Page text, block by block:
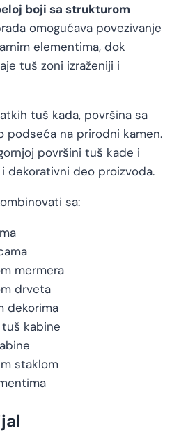
boji sa strukturom
omogućava povezivanje
elementima, dok
tuš zoni izraženiji i
tuš kada, površina sa
podseća na prirodni kamen.
površini tuš kade i
dekorativni deo proizvoda.
sa:
mermera
drveta
dekorima
kabine
staklom